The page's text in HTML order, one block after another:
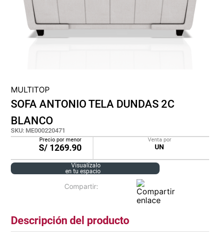
MULTITOP
SOFA ANTONIO TELA DUNDAS 2C
BLANCO
SKU: ME000220471
Precio por menor
S/ 1269.90
Venta por
UN
Visualízalo
en tu espacio
Descripción del producto
cojin
pisos